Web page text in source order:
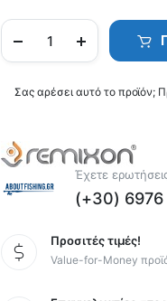
Σας αρέσει αυτό το προϊόν;
Έχετε
(+30) 6976
Προσιτές τιμές!
Value-for-Money